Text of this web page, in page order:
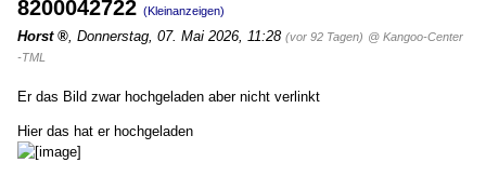
8200042722 (Kleinanzeigen)
Horst Donnerstag, 07. Mai 2026, 11:28 (vor 92 Tagen) @ Kangoo-Center
-TML
Er das Bild zwar hochgeladen aber nicht verlinkt
Hier das hat er hochgeladen